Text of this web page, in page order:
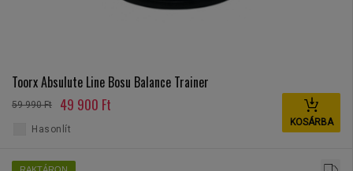
Toorx Absulute Line Bosu Balance Trainer
59 990 Ft 49 900 Ft
KOSÁRBA
Hasonlít